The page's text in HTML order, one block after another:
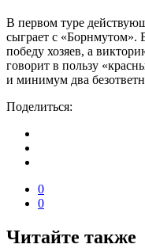
В первом туре
сыграет с «Борнмутом».
победу хозяев, а
говорит в пользу
и минимум два
Поделиться:
0
0
Читайте также